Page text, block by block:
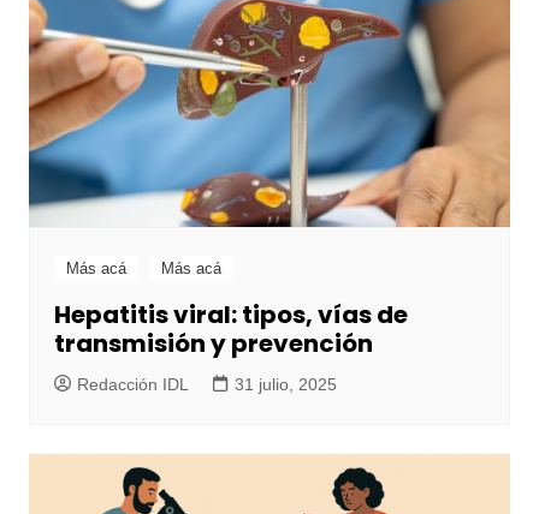
Más acá Más acá
Hepatitis viral: tipos, vías de
transmisión y prevención
Redacción IDL 31 julio, 2025